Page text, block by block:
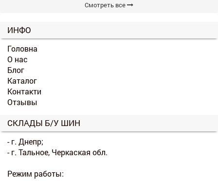
Смотреть все
ИНФО
Головна
О нас
Блог
Каталог
Контакти
Отзывы
СКЛАДЫ Б/У ШИН
- г. Днепр;
- г. Тальное, Черкаская обл.
Режим работы: